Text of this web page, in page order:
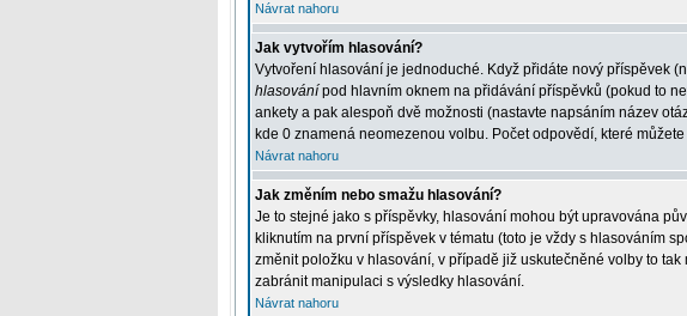
Návrat nahoru
Jak vytvořím hlasování?
Vytvoření hlasování je jednoduché. Když přidáte nový příspěvek
hlasování pod hlavním oknem na přidávání příspěvků (pokud to
ankety a pak alespoň dvě možnosti (nastavte napsáním název
kde 0 znamená neomezenou volbu. Počet odpovědí, které
Návrat nahoru
Jak změním nebo smažu hlasování?
Je to stejné jako s příspěvky, hlasování mohou být upravována
kliknutím na první příspěvek v tématu (toto je vždy s hlasováním
změnit položku v hlasování, v případě již uskutečněné volby to
zabránit manipulaci s výsledky hlasování.
Návrat nahoru